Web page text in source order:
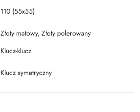
110 (55x55)
Złoty matowy, Złoty polerowany
Klucz-klucz
Klucz symetryczny